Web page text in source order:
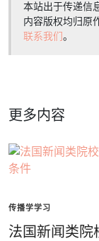
本站出于传递信
内容版权均归原
联系我们。
更多内容
传播学学习
法国新闻类院